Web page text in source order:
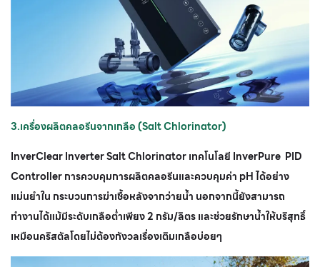
3.เครื่องผลิตคลอรีนจากเกลือ (Salt Chlorinator)
InverClear Inverter Salt Chlorinator เทคโนโลยี InverPure PID
Controller การควบคุมการผลิตคลอรีนและควบคุมค่า pH ได้อย่าง
แม่นยำใน กระบวนการฆ่าเชื้อหลังจากว่ายน้ำ นอกจากนี้ยังสามารถ
ทำงานได้แม้มีระดับเกลือต่ำเพียง 2 กรัม/ลิตร และช่วยรักษาน้ำให้บริสุทธิ์
เหมือนคริสตัลโดยไม่ต้องกังวลเรื่องเติมเกลือบ่อยๆ